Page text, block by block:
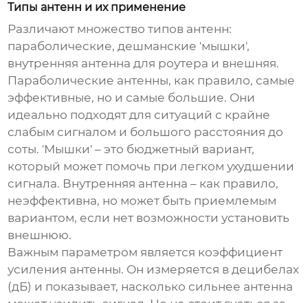
Типы антенн и их применение
Различают множество типов антенн:
параболические, дешманские 'мышки',
внутренняя антенна для роутера и внешняя.
Параболические антенны, как правило, самые
эффективные, но и самые большие. Они
идеально подходят для ситуаций с крайне
слабым сигналом и большого расстояния до
соты. 'Мышки' – это бюджетный вариант,
который может помочь при легком ухудшении
сигнала. Внутренняя антенна – как правило,
неэффективна, но может быть приемлемым
вариантом, если нет возможности установить
внешнюю.
Важным параметром является коэффициент
усиления антенны. Он измеряется в децибелах
(дБ) и показывает, насколько сильнее антенна